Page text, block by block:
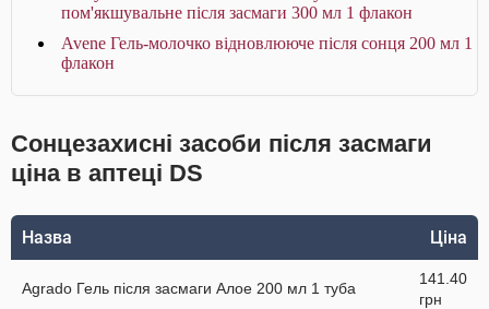
пом'якшувальне після засмаги 300 мл 1 флакон
Avene Гель-молочко відновлюючe після сонця 200 мл 1
флакон
Сонцезахисні засоби після засмаги
ціна в аптеці DS
Назва Ціна
Agrado Гель після засмаги Алое 200 мл 1 туба
141.40
грн